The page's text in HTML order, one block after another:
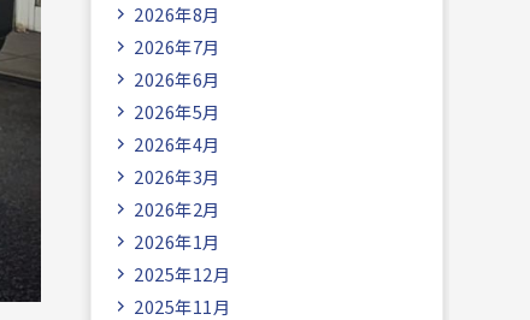
2026年8月
2026年7月
2026年6月
2026年5月
2026年4月
2026年3月
2026年2月
2026年1月
2025年12月
2025年11月